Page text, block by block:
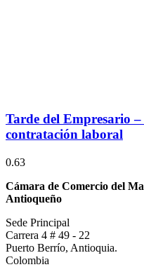
Tarde del Empresario
contratación laboral
Cámara de Comercio del
Antioqueño
Sede Principal
Carrera 4 # 49 - 22
Puerto Berrío, Antioquia.
Colombia